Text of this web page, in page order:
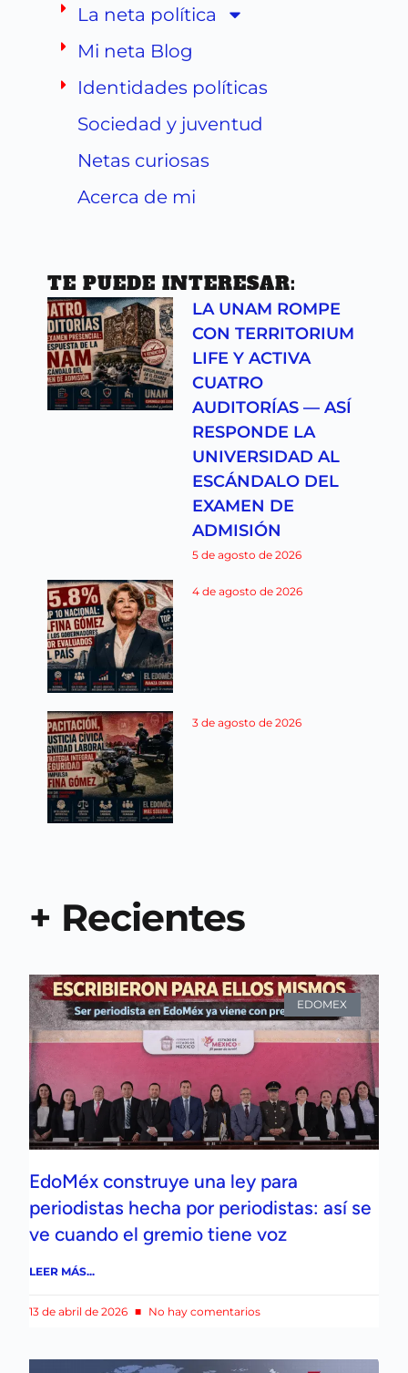
La neta política
Mi neta Blog
Identidades políticas
Sociedad y juventud
Netas curiosas
Acerca de mi
TE PUEDE INTERESAR:
LA UNAM ROMPE
CON TERRITORIUM
LIFE Y ACTIVA
CUATRO
AUDITORÍAS — ASÍ
RESPONDE LA
UNIVERSIDAD AL
ESCÁNDALO DEL
EXAMEN DE
ADMISIÓN
5 de agosto de 2026
4 de agosto de 2026
3 de agosto de 2026
+ Recientes
EDOMEX
EdoMéx construye una ley para
periodistas hecha por periodistas: así se
ve cuando el gremio tiene voz
LEER MÁS...
13 de abril de 2026 No hay comentarios